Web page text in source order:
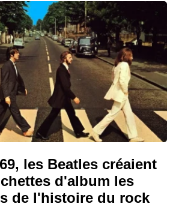
les Beatles créaient
d'album les
de l'histoire du rock